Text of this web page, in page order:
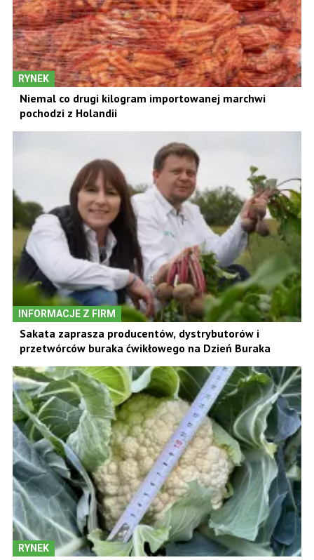
RYNEK
Niemal co drugi kilogram importowanej marchwi
pochodzi z Holandii
INFORMACJE Z FIRM
Sakata zaprasza producentów, dystrybutorów i
przetwórców buraka ćwikłowego na Dzień Buraka
RYNEK